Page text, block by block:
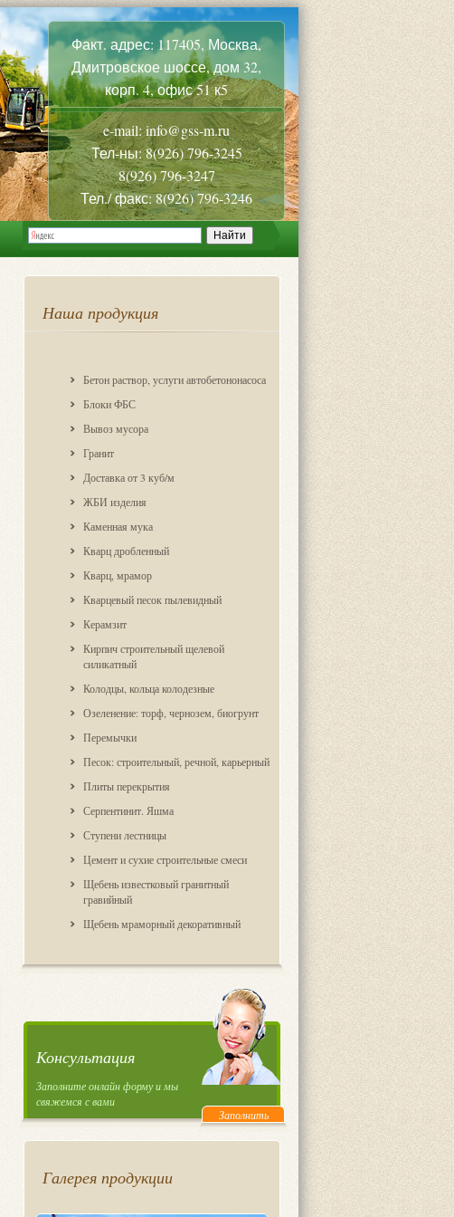
Факт. адрес: 117405, Москва,
Дмитровское шоссе, дом 32,
корп. 4, офис 51 к5
e-mail: info@gss-m.ru
Тел-ны: 8(926) 796-3245
8(926) 796-3247
Тел./ факс: 8(926) 796-3246
Наша продукция
Бетон раствор, услуги автобетононасоса
Блоки ФБС
Вывоз мусора
Гранит
Доставка от 3 куб/м
ЖБИ изделия
Каменная мука
Кварц дробленный
Кварц, мрамор
Кварцевый песок пылевидный
Керамзит
Кирпич строительный щелевой
силикатный
Колодцы, кольца колодезные
Озеленение: торф, чернозем, биогрунт
Перемычки
Песок: строительный, речной, карьерный
Плиты перекрытия
Серпентинит. Яшма
Ступени лестницы
Цемент и сухие строительные смеси
Щебень известковый гранитный
гравийный
Щебень мраморный декоративный
Консультация
Заполните онлайн форму и мы
свяжемся с вами
Заполнить
Галерея продукции